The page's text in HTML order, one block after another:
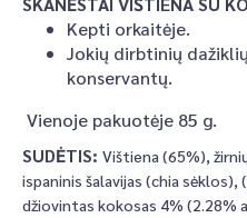
Kepti orkaitėje.
Jokių dirbtinių
konservantų.
Vienoje pakuotėje 85 g.
SUDĖTIS: Vištiena (65%),
ispaninis šalavijas (chia
džiovintas kokosas 4% (2.28%